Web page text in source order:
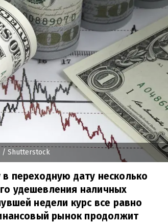
/ Shutterstock
переходную дату несколько
удешевления наличных
недели курс все равно
рынок продолжит